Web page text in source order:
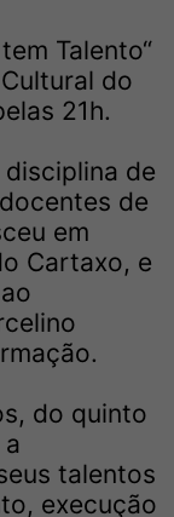
Talento“
do
21h.
de
de
em
Cartaxo, e
do quinto
talentos
execução